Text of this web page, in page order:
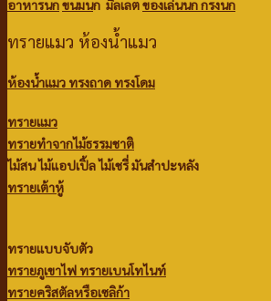
อาหารนกขนมนก มิลเลตของเล่นนกกรงนก
ทรายแมว ห้องน้ำแมว
ห้องน้ำแมว ทรงถาด ทรงโดม
ทรายแมว
ทรายทำจากไม้ธรรมชาติ
ไม้สนไม้แอปเปิ้ลไม้เชรี่ มันสำปะหลัง
ทรายเต้าหู้
ทรายแบบจับตัว
ทรายภูเขาไฟ ทรายเบนโทไนท์
ทรายคริสตัลหรือเซลิก้า